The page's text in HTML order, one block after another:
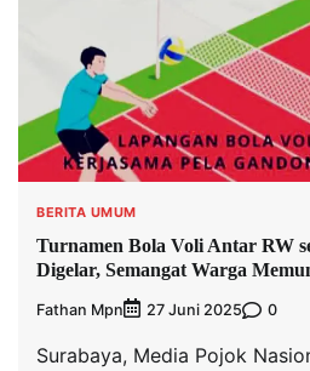
BERITA UMUM
Turnamen Bola Voli Antar RW
Digelar, Semangat Warga
Fathan Mpn 27 Juni 2025 0
Surabaya, Media Pojok